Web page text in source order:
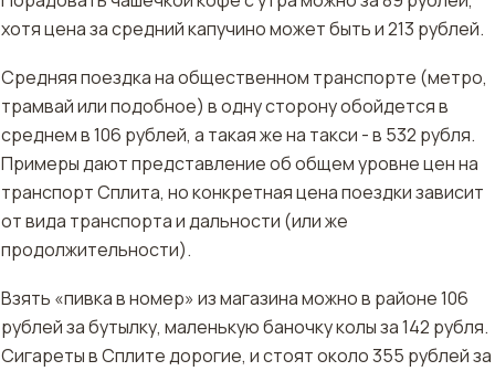
хотя цена за средний капучино может быть и 213 рублей.
Средняя поездка на общественном транспорте (метро,
трамвай или подобное) в одну сторону обойдется в
среднем в 106 рублей, а такая же на такси - в 532 рубля.
Примеры дают представление об общем уровне цен на
транспорт Сплита, но конкретная цена поездки зависит
от вида транспорта и дальности (или же
продолжительности).
Взять «пивка в номер» из магазина можно в районе 106
рублей за бутылку, маленькую баночку колы за 142 рубля.
Сигареты в Сплите дорогие, и стоят около 355 рублей за